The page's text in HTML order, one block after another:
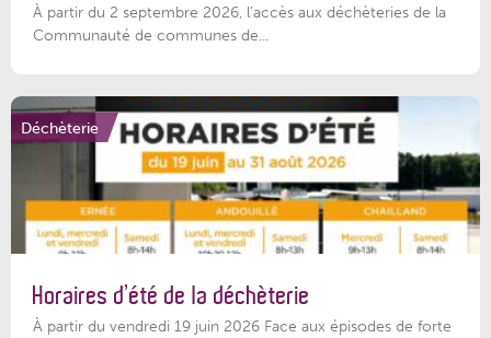
À partir du 2 septembre 2026, l’accès aux déchèteries de la
Communauté de communes de...
Déchèterie
Horaires d’été de la déchèterie
À partir du vendredi 19 juin 2026 Face aux épisodes de forte